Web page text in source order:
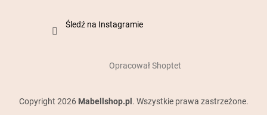
Śledź na Instagramie
Opracował Shoptet
Copyright 2026 Mabellshop.pl . Wszystkie prawa zastrzeżone.